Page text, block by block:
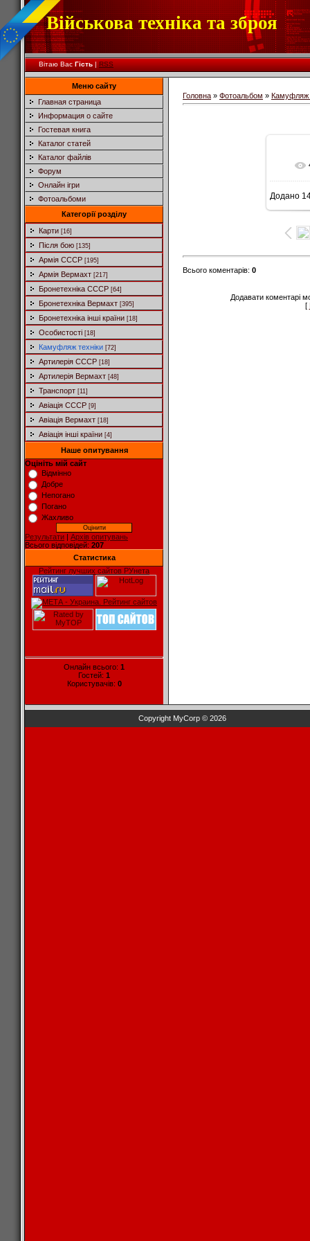
Військова техніка та зброя
Вітаю Вас Гість|RSS
Меню сайту
Главная страница
Информация о сайте
Гостевая книга
Каталог статей
Каталог файлів
Форум
Онлайн ігри
Фотоальбоми
Категорії розділу
Карти [16]
Після бою [135]
Армія СССР [195]
Армія Вермахт [217]
Бронетехніка СССР [64]
Бронетехніка Вермахт [395]
Бронетехніка інші країни [18]
Особистості [18]
Камуфляж техніки [72]
Артилерія СССР [18]
Артилерія Вермахт [48]
Транспорт [11]
Авіація СССР [9]
Авіація Вермахт [18]
Авіація інші країни [4]
Наше опитування
Оцініть мій сайт
Відмінно
Добре
Непогано
Погано
Жахливо
Результати | Архів опитувань
Всього відповідей: 207
Статистика
Рейтинг лучших сайтов РУнета
Онлайн всього: 1
Гостей: 1
Користувачів: 0
Головна » Фотоальбом » Камуфляж
Додано
Всього коментарів: 0
Додавати коментарі
[
Copyright MyCorp © 2026